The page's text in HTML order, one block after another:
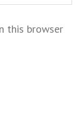
this browser